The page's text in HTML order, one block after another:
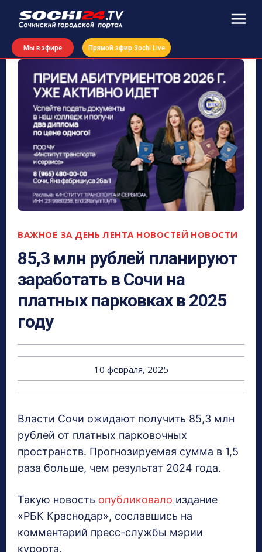
Мы в эфире Прямой эфир Sochi Live
ВАЖНОЕ ЗА ДЕНЬ ЛЕНТА НОВОСТЕЙ НОВОСТИ
85,3 млн рублей планируют
заработать в Сочи на
платных парковках в 2025
году
10 февраля, 2025
Власти Сочи ожидают получить 85,3 млн
рублей от платных парковочных
пространств. Прогнозируемая сумма в 1,5
раза больше, чем результат 2024 года.
Такую новость опубликовало издание
«РБК Краснодар», сославшись на
комментарий пресс-службы мэрии
курорта.